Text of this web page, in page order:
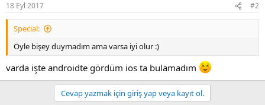
18 Eyl 2017 #2
Special:
Öyle bişey duymadım ama varsa iyi olur :)
varda işte androidte gördüm ios ta bulamadım
Cevap yazmak için giriş yap veya kayıt ol.